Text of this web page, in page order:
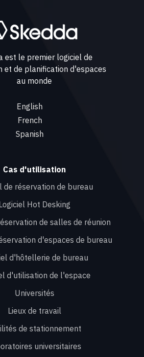
est le premier logiciel de
et de planification d'espaces
au monde
English
French
Spanish
Cas d'utilisation
de réservation de bureau
Hot Desking
de salles de réunion
d'espaces de bureau
d'hôtellerie de bureau
d'utilisation de l'espace
Universités
Lieux de travail
de stationnement
universitaires